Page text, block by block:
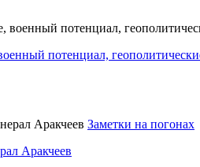
потенциал,
Заметки на погонах
Аракчеев